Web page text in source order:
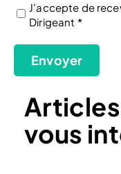
(Nécessaire)
J'accepte de
Dirigeant *
Envoyer
vous